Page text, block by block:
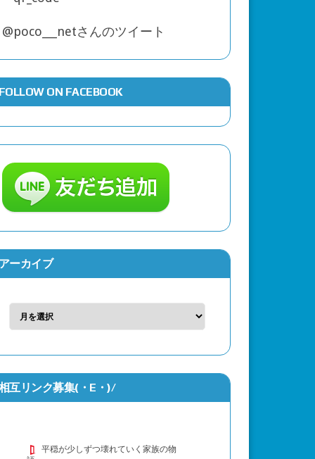
@poco___netさんのツイート
FOLLOW ON FACEBOOK
アーカイブ
互リンク募集(・Ε・)/
平穏が少しずつ壊れていく家族の物